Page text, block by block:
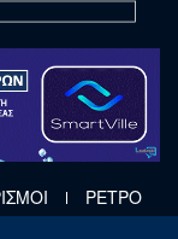
ΡΕΤΡΟ